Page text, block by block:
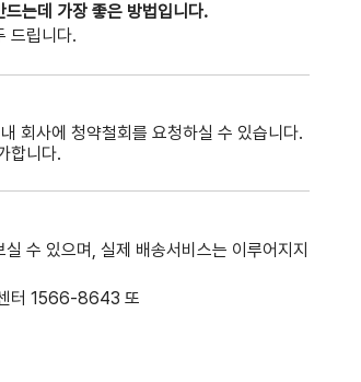
는데 가장 좋은 방법입니다.
드립니다.
회사에 청약철회를 요청하실 수 있습니다.
합니다.
수 있으며, 실제 배송서비스는 이루어지지
센터 1566-8643 또